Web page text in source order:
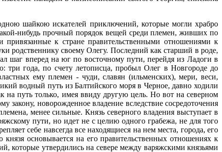
шайкою искателей приключений, которые могли храбро
нибудь прочный порядок вещей среди племен, живших по
к стране правительственными отношениями к
родственнику своему Олегу. Последний как старший в роде,
шаг вперед на юг по восточному пути, перейдя из Ладоги в
три года, по счету летописца, пробыл Олег в Новгороде до
ему племен - чуди, славян (ильменских), мери, веси,
водный путь из Балтийского моря в Черное, давно ходили
путь только, имея ввиду другую цель. Но вот на северном
закону, новорожденное владение вследствие сосредоточения
менее сильные. Князь северного владения выступает в
пути, но идет не с целию одного грабежа, не для того
себе навсегда все находящиеся на нем места, города, его
князя основывается на его правительственных отношениях к
которые утвердились на севере между варяжскими князьями